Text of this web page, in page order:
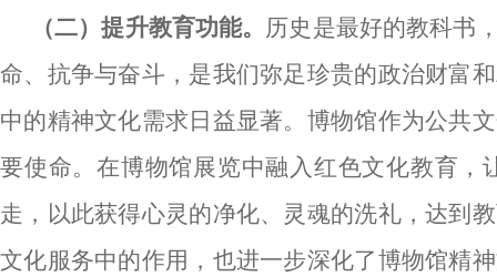
（二）提升教育功能。 历史是最好的教科书
命、抗争与奋斗，是我们弥足珍贵的政治财富
中的精神文化需求日益显著。博物馆作为公共
要使命。在博物馆展览中融入红色文化教育
走，以此获得心灵的净化、灵魂的洗礼，达到
文化服务中的作用，也进一步深化了博物馆精